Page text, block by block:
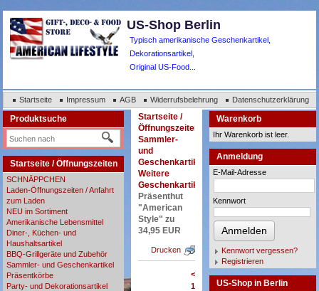
US-Shop Berlin
Typisch amerikanische Geschenkartikel,
Dekorationsartikel,
Original US-Food...
Startseite Impressum AGB Widerrufsbelehrung Datenschutzerklärung
Produktsuche
Startseite / Öffnungszeiten
SCHNÄPPCHEN
Laden-Öffnungszeiten / Anfahrt
zum Laden
NEU im Sortiment
Amerikanische Lebensmittel
Diner-, Küchen- und
Haushaltsartikel
BBQ-Grillgeräte und Zubehör
Sammler- und Geschenkartikel
Präsentkörbe
Party- und Dekorationsartikel
Warenkorb
Ihr Warenkorb ist leer.
Anmeldung
E-Mail-Adresse
Kennwort
Anmelden
Kennwort vergessen?
Registrieren
US-Shop in Berlin
Startseite /
Öffnungszeiten
Sammler-
und
Geschenkartikel
Weitere
Geschenkartikel
Präsenthut
"American
Style" zu
34,95 EUR
Drucken
<
1